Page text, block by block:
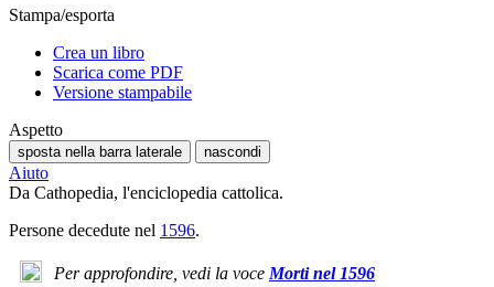
Stampa/esporta
Crea un libro
Scarica come PDF
Versione stampabile
Aspetto
sposta nella barra laterale nascondi
Aiuto
Da Cathopedia, l'enciclopedia cattolica.
Persone decedute nel 1596.
Per approfondire, vedi la voceMorti nel 1596